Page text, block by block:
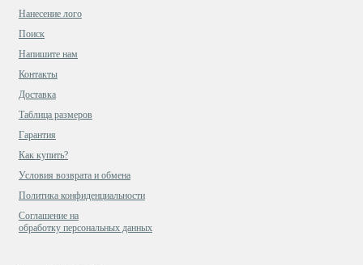
Нанесение лого
Поиск
Напишите нам
Контакты
Доставка
Таблица размеров
Гарантия
Как купить?
Условия возврата и обмена
Политика конфиденциальности
Cоглашение на
обработку персональных данных